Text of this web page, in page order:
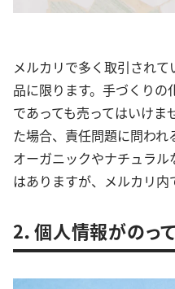
メルカリで多く取引され
品に限ります。手づくり
であっても売ってはいけま
た場合、責任問題に問われ
オーガニックやナチュラ
はありますが、メルカリ内
2．個人情報がのっ